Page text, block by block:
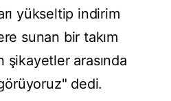
yükseltip indirim
sunan bir takım
şikayetler arasında
dedi.